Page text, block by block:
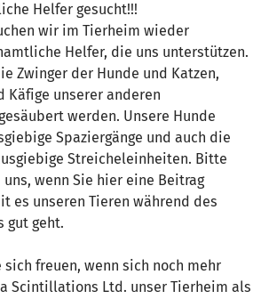
Helfer gesucht!!!
wir im Tierheim wieder
Helfer, die uns unterstützen.
Zwinger der Hunde und Katzen,
Käfige unserer anderen
werden. Unsere Hunde
Spaziergänge und auch die
Streicheleinheiten. Bitte
wenn Sie hier eine Beitrag
es unseren Tieren während des
gut geht.
sich freuen, wenn sich noch mehr
Scintillations Ltd. unser Tierheim als